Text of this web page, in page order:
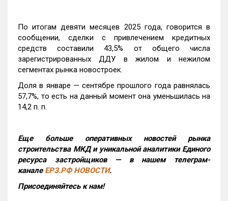
По итогам девяти месяцев 2025 года, говорится в
сообщении, сделки с привлечением кредитных
средств составили 43,5% от общего числа
зарегистрированных ДДУ в жилом и нежилом
сегментах рынка новостроек.
Доля в январе — сентябре прошлого года равнялась
57,7%, то есть на данный момент она уменьшилась на
14,2 п. п.
Еще больше оперативных новостей рынка
строительства МКД и уникальной аналитики Единого
ресурса застройщиков — в нашем телеграм-
канале ЕРЗ.РФ НОВОСТИ.
Присоединяйтесь к нам!